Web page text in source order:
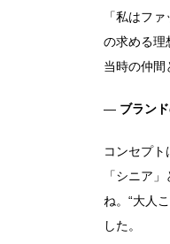
「私はフ
の求める理
当時の仲間
― ブラン
コンセプ
「シニア
ね。“大人
した。